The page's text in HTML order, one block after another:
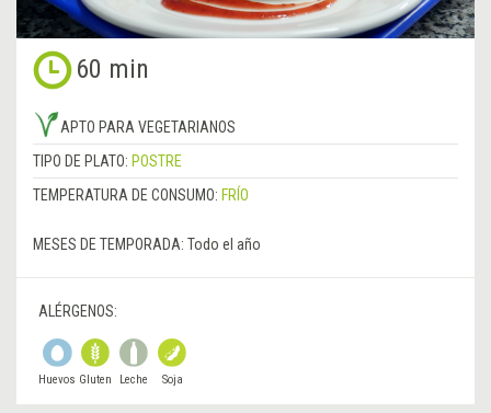
60 min
APTO PARA VEGETARIANOS
TIPO DE PLATO: POSTRE
TEMPERATURA DE CONSUMO: FRÍO
MESES DE TEMPORADA: Todo el año
ALÉRGENOS:
Huevos Gluten Leche Soja